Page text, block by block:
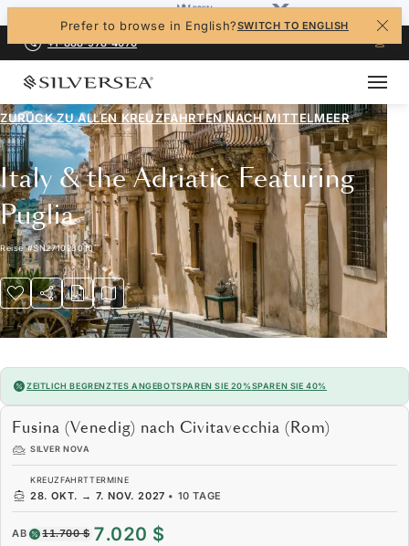
Prefer to browse in English?SWITCH TO ENGLISH
+1-888-978-4070
ZURÜCK ZU ALLENKREUZFAHRTEN NACH MITTELMEER
Italy & the Adriatic Featuring
Puglia
Reise#SN271028010
ZEITLICH BEGRENZTES ANGEBOTSPAREN SIE 20%SPAREN SIE 40%
Fusina (Venedig) nach Civitavecchia (Rom)
SILVER NOVA
KREUZFAHRTTERMINE
28. OKT. → 7. NOV. 2027 • 10 TAGE
AB 11.700 $ 7.020 $